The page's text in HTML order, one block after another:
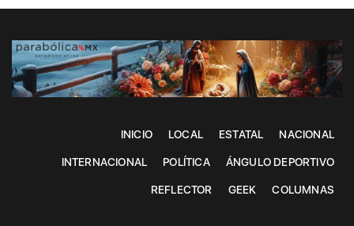
INICIO LOCAL ESTATAL NACIONAL
INTERNACIONAL POLÍTICA ÁNGULO DEPORTIVO
REFLECTOR GEEK COLUMNAS